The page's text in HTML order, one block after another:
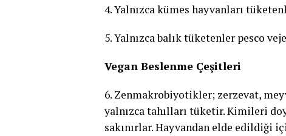
4. Yalnızca kümes hayvanları
5. Yalnızca balık tüketenler pesco
Vegan Beslenme Çeşitleri
6. Zenmakrobiyotikler; zerzevat,
yalnızca tahılları tüketir. Kimileri
sakınırlar. Hayvandan elde edildiği